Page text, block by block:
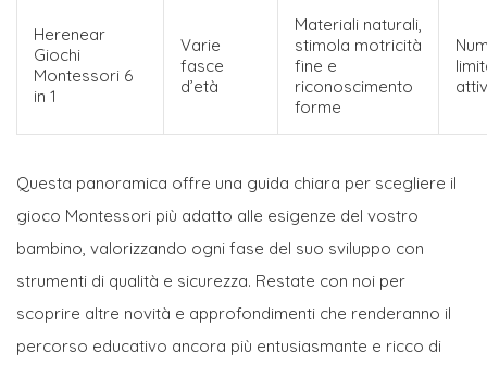
Herenear
Giochi
Montessori 6
in 1
Varie
fasce
d’età
Materiali naturali,
stimola motricità
fine e
riconoscimento
forme
Questa panoramica offre una guida chiara per scegliere il
gioco Montessori più adatto alle esigenze del vostro
bambino, valorizzando ogni fase del suo sviluppo con
strumenti di qualità e sicurezza. Restate con noi per
scoprire altre novità e approfondimenti che renderanno il
percorso educativo ancora più entusiasmante e ricco di